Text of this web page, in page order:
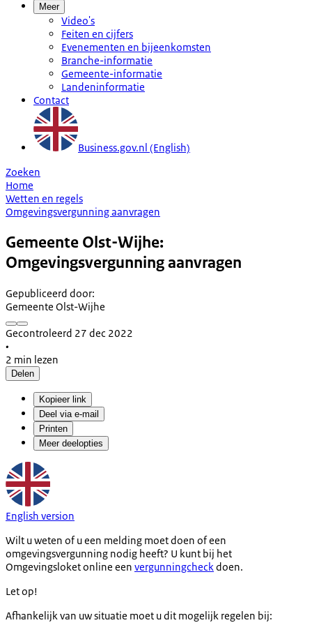
Meer
Video's
Feiten en cijfers
Evenementen en bijeenkomsten
Branche-informatie
Gemeente-informatie
Landeninformatie
Contact
Business.gov.nl (English)
Zoeken
Home
Wetten en regels
Omgevingsvergunning aanvragen
Gemeente Olst-Wijhe:
Omgevingsvergunning aanvragen
Gepubliceerd door:
Gemeente Olst-Wijhe
Gecontroleerd 27 dec 2022
•
2 min lezen
Delen
Kopieer link
Deel via e-mail
Printen
Meer deelopties
English version
Wilt u weten of u een melding moet doen of een
omgevingsvergunning nodig heeft? U kunt bij het
Omgevingsloket online een vergunningcheck doen.
Let op!
Afhankelijk van uw situatie moet u dit mogelijk regelen bij: